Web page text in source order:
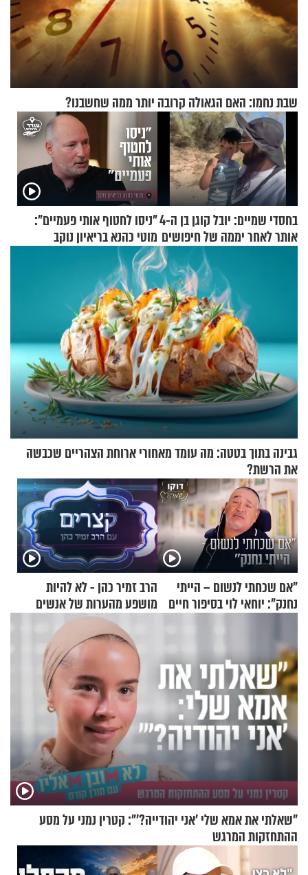
שבת נחמו: האם הגאולה קרובה יותר ממה שחשבנו?
בחסדי שמיים: יובל קוגן בן ה-4
אותר לאחר יממה של חיפושים
"ניסו לחטוף אותי פעמיים":
מוטי כהנא בריאיון נוקב
גבינה בתוך בטטה: מה עומד מאחורי ארוחת הצהריים שכבשה
את הרשת?
"אם שכחתי לנשום – הייתי
נחנק": יוחאי לוי בסיפור חיים
הרב זמיר כהן - לא להיות
מושפע מהערות של אנשים
"שאלתי את אמא שלי 'אני יהודייה?'": קטרין נמני על מסע
ההתחזקות המרגש